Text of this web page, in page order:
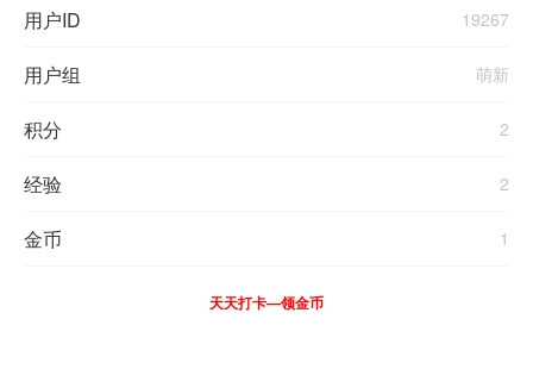
用户ID 19267
用户组 萌新
积分 2
经验 2
金币 1
天天打卡—领金币